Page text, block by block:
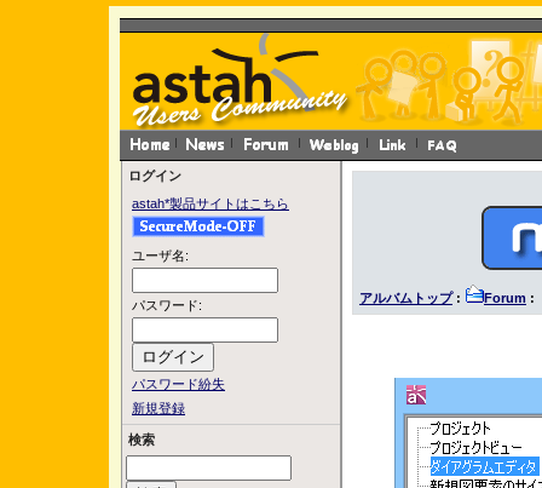
ログイン
astah*製品サイトはこちら
ユーザ名:
パスワード:
パスワード紛失
新規登録
検索
アルバムトップ: Forum :